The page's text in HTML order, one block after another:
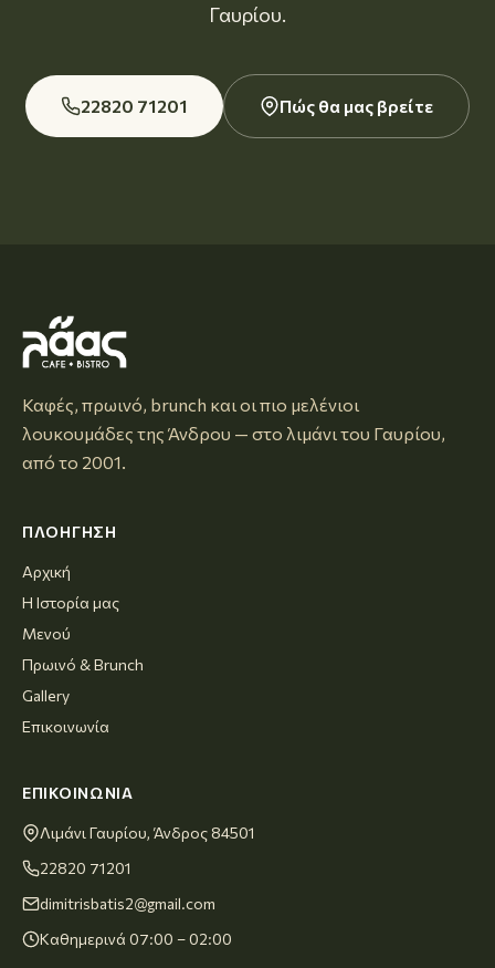
Γαυρίου.
22820 71201 Πώς θα μας βρείτε
Καφές, πρωινό, brunch και οι πιο μελένιοι
λουκουμάδες της Άνδρου — στο λιμάνι του Γαυρίου,
από το 2001.
ΠΛΟΉΓΗΣΗ
Αρχική
Η Ιστορία μας
Μενού
Πρωινό & Brunch
Gallery
Επικοινωνία
ΕΠΙΚΟΙΝΩΝΊΑ
Λιμάνι Γαυρίου, Άνδρος 84501
22820 71201
dimitrisbatis2@gmail.com
Καθημερινά 07:00 – 02:00